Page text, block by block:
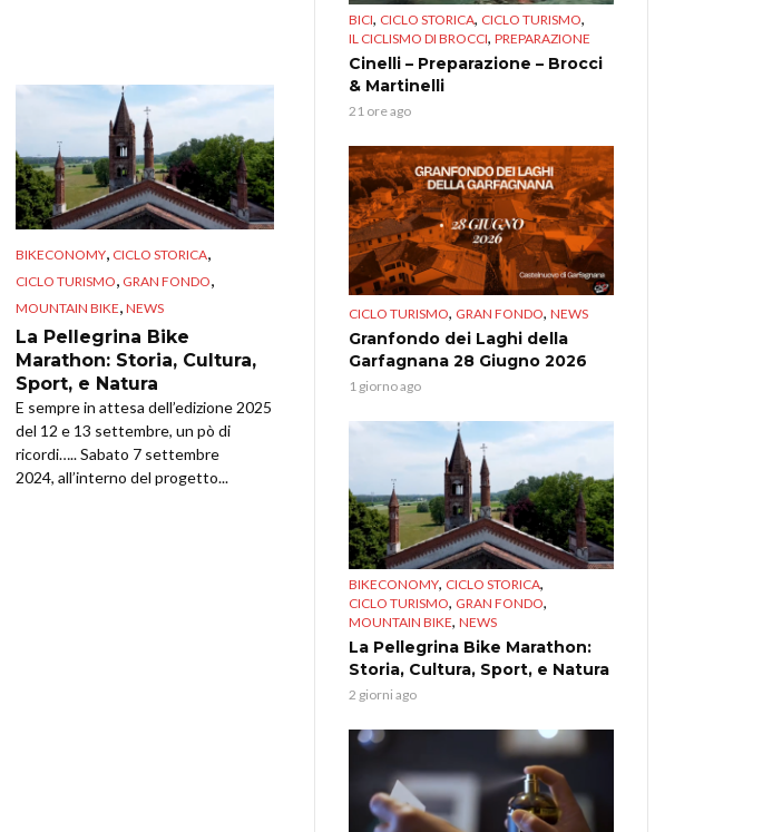
BIKECONOMY, CICLO STORICA,
CICLO TURISMO, GRAN FONDO,
MOUNTAIN BIKE, NEWS
La Pellegrina Bike
Marathon: Storia, Cultura,
Sport, e Natura
E sempre in attesa dell’edizione 2025
del 12 e 13 settembre, un pò di
ricordi….. Sabato 7 settembre
2024, all’interno del progetto...
BICI, CICLO STORICA, CICLO TURISMO,
IL CICLISMO DI BROCCI, PREPARAZIONE
Cinelli – Preparazione – Brocci
& Martinelli
21 ore ago
CICLO TURISMO, GRAN FONDO, NEWS
Granfondo dei Laghi della
Garfagnana 28 Giugno 2026
1 giorno ago
BIKECONOMY, CICLO STORICA,
CICLO TURISMO, GRAN FONDO,
MOUNTAIN BIKE, NEWS
La Pellegrina Bike Marathon:
Storia, Cultura, Sport, e Natura
2 giorni ago